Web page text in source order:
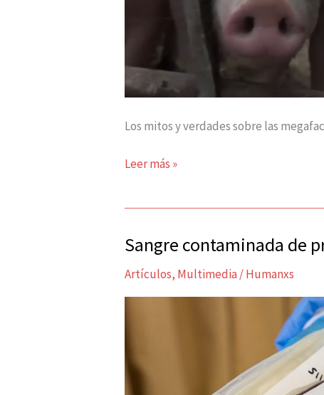
Los mitos y verdades sobre las
Leer más »
Sangre contaminada de
Artículos, Multimedia /Humanxs
Sangre
de
prejuicios